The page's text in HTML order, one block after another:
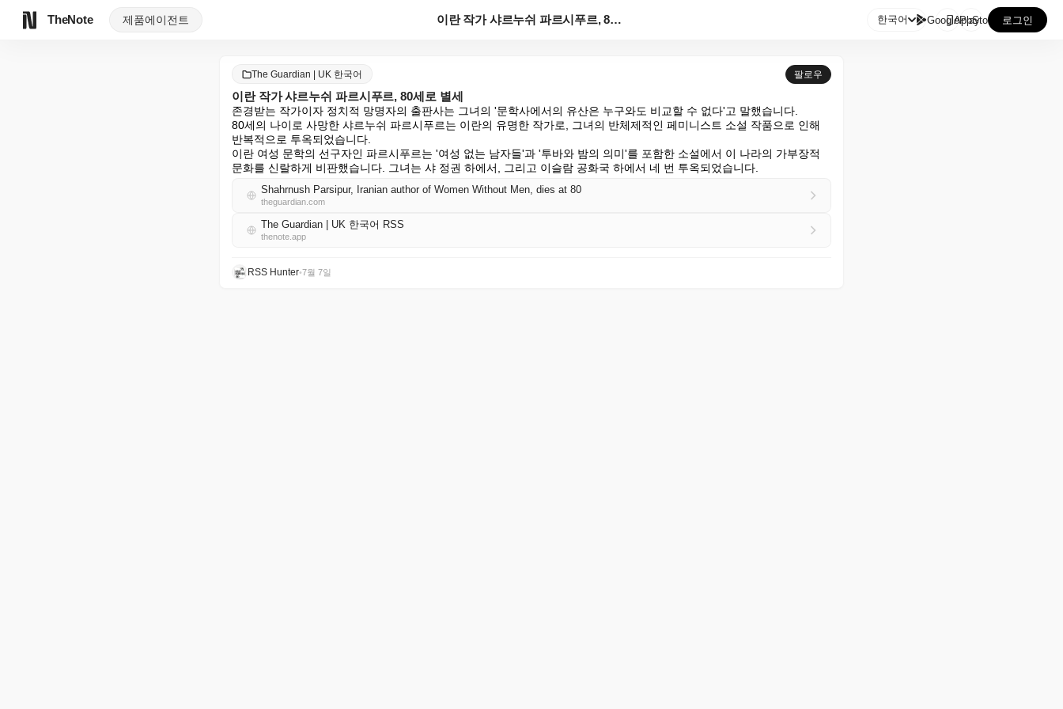
TheNote 제품에이전트 이란 작가 샤르누쉬 파르시푸르, 80세로 별세 한국어 GooglePlay
AppStore 로그인
The Guardian | UK 한국어 팔로우
이란 작가 샤르누쉬 파르시푸르, 80세로 별세
존경받는 작가이자 정치적 망명자의 출판사는 그녀의 '문학사에서의 유산은 누구와도 비교할 수 없다'고 말했습니다.
80세의 나이로 사망한 샤르누쉬 파르시푸르는 이란의 유명한 작가로, 그녀의 반체제적인 페미니스트 소설 작품으로 인해
반복적으로 투옥되었습니다.
이란 여성 문학의 선구자인 파르시푸르는 '여성 없는 남자들'과 '투바와 밤의 의미'를 포함한 소설에서 이 나라의 가부장적
문화를 신랄하게 비판했습니다. 그녀는 샤 정권 하에서, 그리고 이슬람 공화국 하에서 네 번 투옥되었습니다.
Shahrnush Parsipur, Iranian author of Women Without Men, dies at 80
theguardian.com
The Guardian | UK 한국어 RSS
thenote.app
RSS Hunter•7월 7일